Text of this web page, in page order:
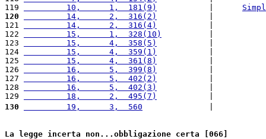
119
         10,      1,  181(9)
120
         14,      2,  316(2)
121
         14,      2,  316(4)
122
         15,      1,  328(10)
123
         15,      4,  358(5)
124
         15,      4,  359(1)
125
         15,      4,  361(8)
126
         16,      5,  399(8)
127
         16,      5,  402(2)
128
         16,      5,  402(3)
129
         18,      2,  495(7)
130
         19,      3,  560
La legge incerta non...obbligazione certa [066]